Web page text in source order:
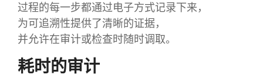
过程的每一步都通过电子方式记录下来，
为可追溯性提供了清晰的证据，
并允许在审计或检查时随时调取。
耗时的审计